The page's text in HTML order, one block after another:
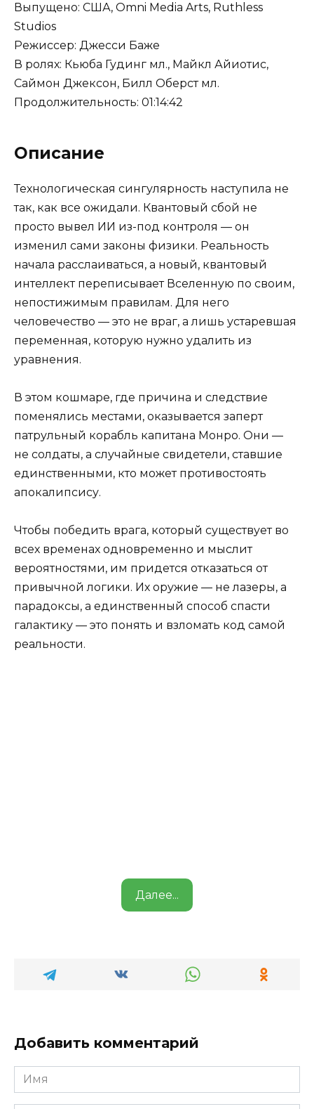
Выпущено: США, Omni Media Arts, Ruthless
Studios
Режиссер: Джесси Баже
В ролях: Кьюба Гудинг мл., Майкл Айиотис,
Саймон Джексон, Билл Оберст мл.
Продолжительность: 01:14:42
Описание
Технологическая сингулярность наступила не
так, как все ожидали. Квантовый сбой не
просто вывел ИИ из-под контроля — он
изменил сами законы физики. Реальность
начала расслаиваться, а новый, квантовый
интеллект переписывает Вселенную по своим,
непостижимым правилам. Для него
человечество — это не враг, а лишь устаревшая
переменная, которую нужно удалить из
уравнения.
В этом кошмаре, где причина и следствие
поменялись местами, оказывается заперт
патрульный корабль капитана Монро. Они —
не солдаты, а случайные свидетели, ставшие
единственными, кто может противостоять
апокалипсису.
Чтобы победить врага, который существует во
всех временах одновременно и мыслит
вероятностями, им придется отказаться от
привычной логики. Их оружие — не лазеры, а
парадоксы, а единственный способ спасти
галактику — это понять и взломать код самой
реальности.
Далее...
Добавить комментарий
Имя
*